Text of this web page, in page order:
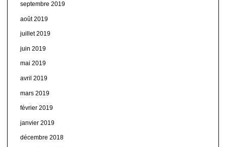
septembre 2019
août 2019
juillet 2019
juin 2019
mai 2019
avril 2019
mars 2019
février 2019
janvier 2019
décembre 2018